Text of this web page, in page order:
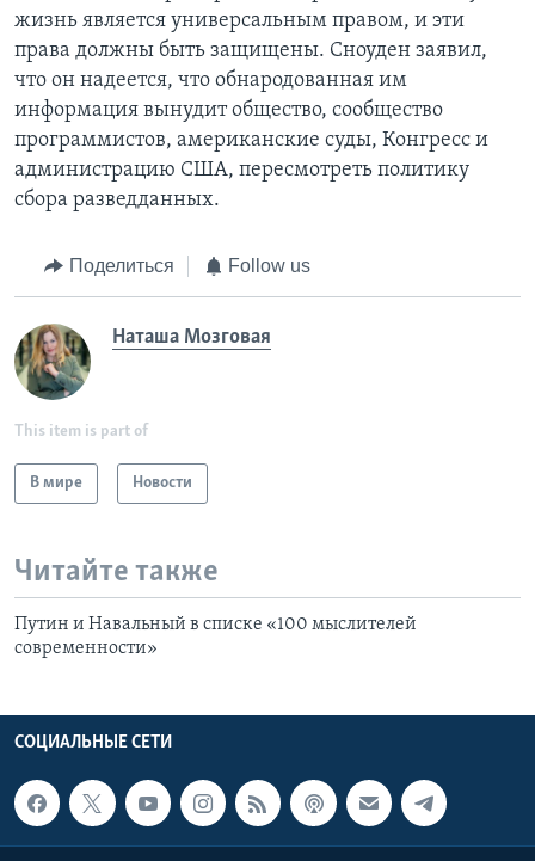
жизнь является универсальным правом, и эти
права должны быть защищены. Сноуден заявил,
что он надеется, что обнародованная им
информация вынудит общество, сообщество
программистов, американские суды, Конгресс и
администрацию США, пересмотреть политику
сбора разведданных.
Поделиться Follow us
Наташа Мозговая
This item is part of
В мире Новости
Читайте также
Путин и Навальный в списке «100 мыслителей
современности»
СОЦИАЛЬНЫЕ СЕТИ